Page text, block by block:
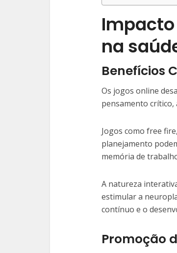
na
Benefícios
Os jogos online
pensamento crítico,
Jogos como free fire,
planejamento
memória de
A natureza
estimular a
contínuo e o
Promoção